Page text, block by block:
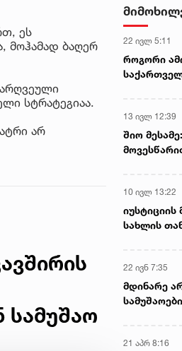
ეს
მოჰამად ბაღერ
სტრატეგიაა.
არ
სამუშაო
22 ივლ 5:11
როგორი
13 ივლ 12:39
შიო
10 ივლ 13:22
იუსტიციის
სახლის
22 ივნ 7:35
მდინარე
21 აპრ 8:16